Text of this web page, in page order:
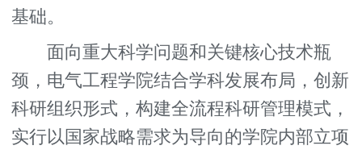
基础。
面向重大科学问题和关键核心技术瓶
颈，电气工程学院结合学科发展布局，创新
科研组织形式，构建全流程科研管理模式，
实行以国家战略需求为导向的学院内部立项